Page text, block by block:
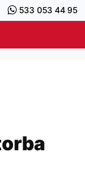
533 053 44 95